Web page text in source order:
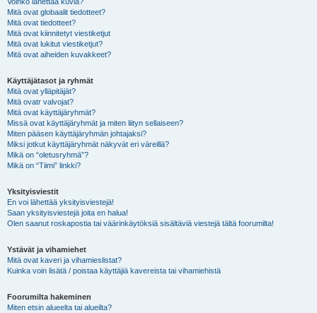
Mitä ovat globaalit tiedotteet?
Mitä ovat tiedotteet?
Mitä ovat kiinnitetyt viestiketjut
Mitä ovat lukitut viestiketjut?
Mitä ovat aiheiden kuvakkeet?
Käyttäjätasot ja ryhmät
Mitä ovat ylläpitäjät?
Mitä ovatr valvojat?
Mitä ovat käyttäjäryhmät?
Missä ovat käyttäjäryhmät ja miten liityn sellaiseen?
Miten pääsen käyttäjäryhmän johtajaksi?
Miksi jotkut käyttäjäryhmät näkyvät eri väreillä?
Mikä on “oletusryhmä”?
Mikä on “Tiimi” linkki?
Yksityisviestit
En voi lähettää yksityisviestejä!
Saan yksityisviestejä joita en halua!
Olen saanut roskapostia tai väärinkäytöksiä sisältäviä viestejä tältä foorumilta!
Ystävät ja vihamiehet
Mitä ovat kaveri ja vihamieslistat?
Kuinka voin lisätä / poistaa käyttäjiä kavereista tai vihamiehistä
Foorumilta hakeminen
Miten etsin alueelta tai alueilta?